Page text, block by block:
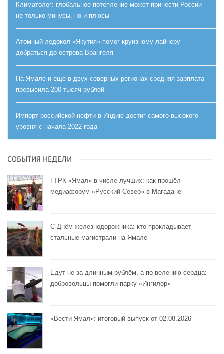
Климатолог: глобальное потепление может принести России
не только минусы, но и плюсы
Атомный ледокол «Якутия» помог круизному лайнеру
добраться до острова Врангеля
На Ямале и еще в двух северных регионах средняя зарплата
превысила 200 тысяч рублей
Импорт российской нефти в Индию достиг самого высокого
уровня с начала 2022 года
СОБЫТИЯ НЕДЕЛИ
ГТРК «Ямал» в числе лучших: как прошёл
медиафорум «Русский Север» в Магадане
С Днём железнодорожника: кто прокладывает
стальные магистрали на Ямале
Едут не за длинным рублём, а по велению сердца:
добровольцы помогли парку «Ингилор»
«Вести Ямал»: итоговый выпуск от 02.08.2026